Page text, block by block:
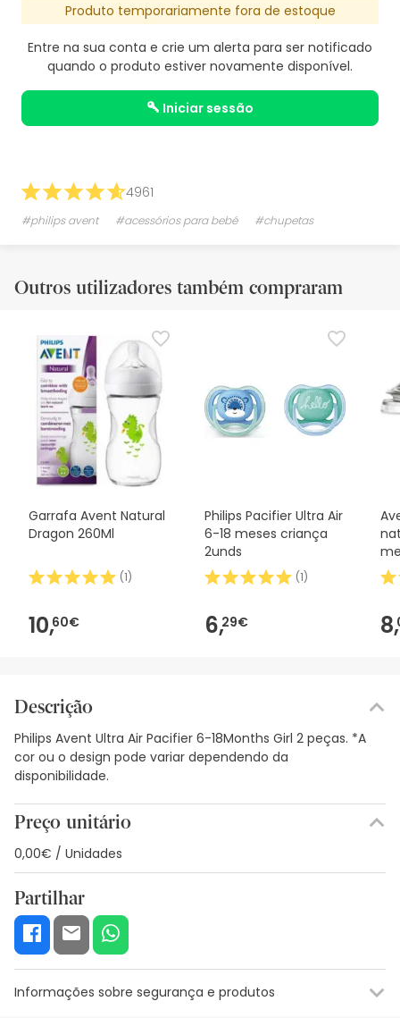
Produto temporariamente fora de estoque
Entre na sua conta e crie um alerta para ser notificado
quando o produto estiver novamente disponível.
iniciar sessão
4961
#philips avent #acessórios para bebé #chupetas
Outros utilizadores também compraram
Garrafa Avent Natural
Dragon 260Ml
(1)
10,60€
Philips Pacifier Ultra Air
6-18 meses criança
2unds
(1)
6,29€ 8,
Descrição
Philips Avent Ultra Air Pacifier 6-18Months Girl 2 peças. *A
cor ou o design pode variar dependendo da
disponibilidade.
Preço unitário
0,00€ / Unidades
Partilhar
Informações sobre segurança e produtos